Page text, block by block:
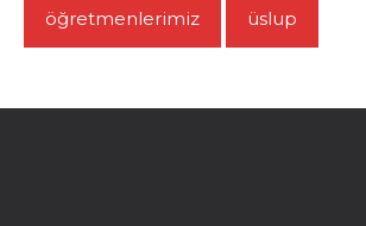
öğretmenlerimiz üslup